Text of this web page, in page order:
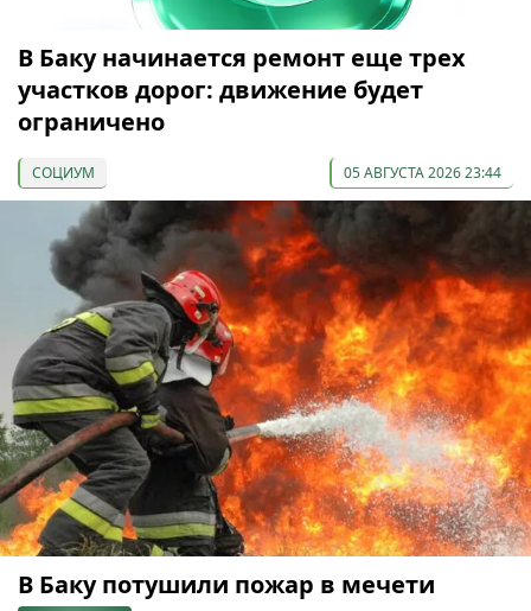
В Баку начинается ремонт еще трех
участков дорог: движение будет
ограничено
СОЦИУМ 05 АВГУСТА 2026 23:44
В Баку потушили пожар в мечети